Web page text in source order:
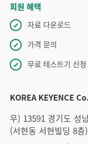
회원 혜택
자료 다운로드
가격 문의
무료 테스트기 신청
KOREA KEYENCE
우) 13591 경기도 성
(서현동 서현빌딩 8층)